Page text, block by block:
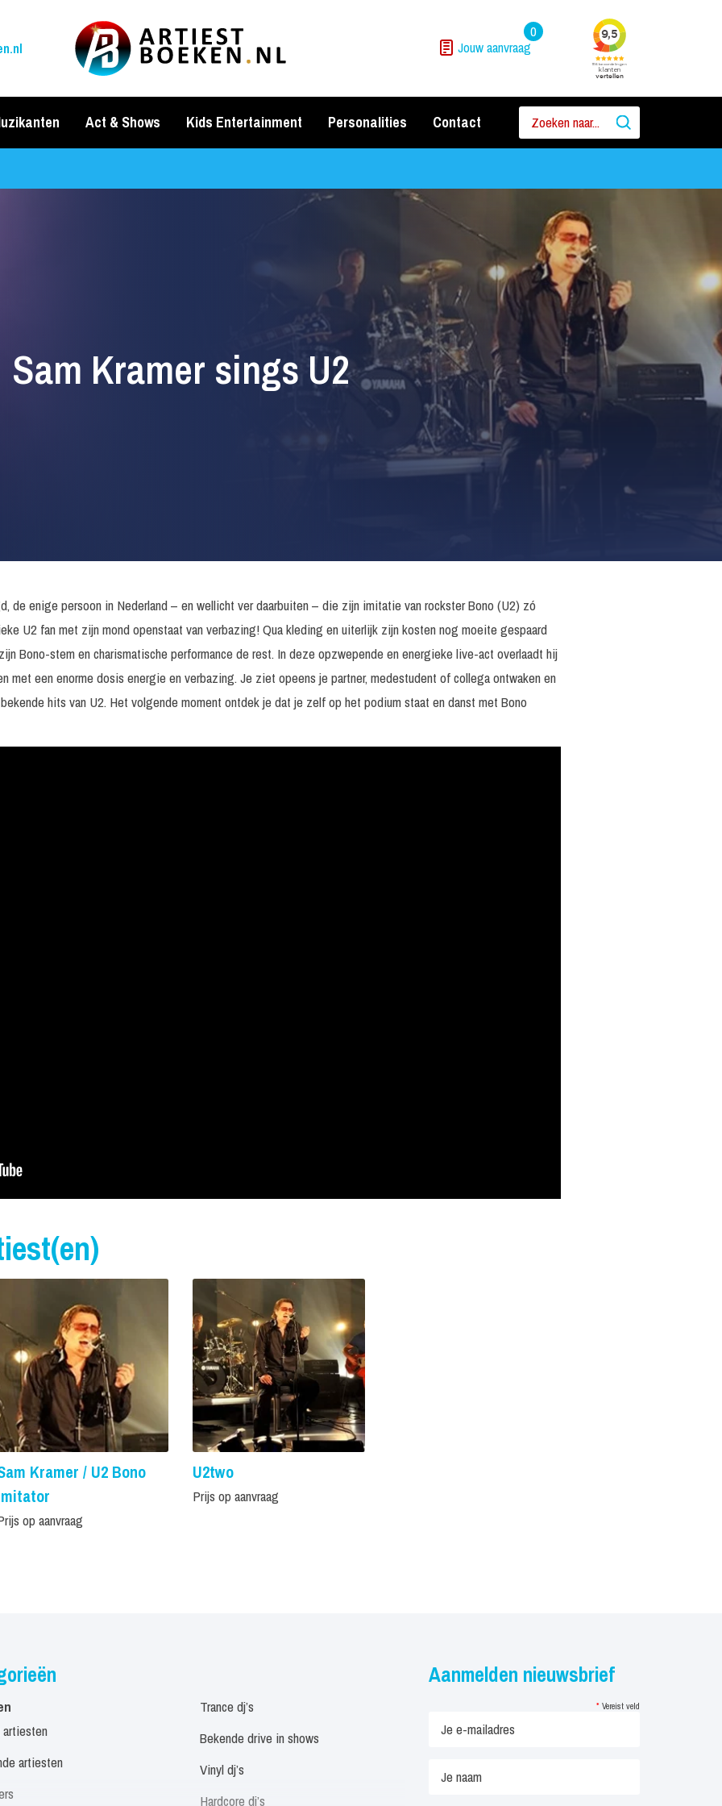
Jouw aanvraag
0
Act & Shows Kids Entertainment Personalities Contact
Sam Kramer sings U2
de enige persoon in Nederland – en wellicht ver daarbuiten – die zijn imitatie van rockster Bono (U2) zó
U2 fan met zijn mond openstaat van verbazing! Qua kleding en uiterlijk zijn kosten nog moeite gespaard
Bono-stem en charismatische performance de rest. In deze opzwepende en energieke live-act overlaadt hij
met een enorme dosis energie en verbazing. Je ziet opeens je partner, medestudent of collega ontwaken en
hits van U2. Het volgende moment ontdek je dat je zelf op het podium staat en danst met Bono
Kramer / U2 Bono
op aanvraag
U2two
Prijs op aanvraag
artiesten
Trance dj’s
Bekende drive in shows
Vinyl dj’s
Hardcore dj’s
Aanmelden nieuwsbrief
* Vereist veld